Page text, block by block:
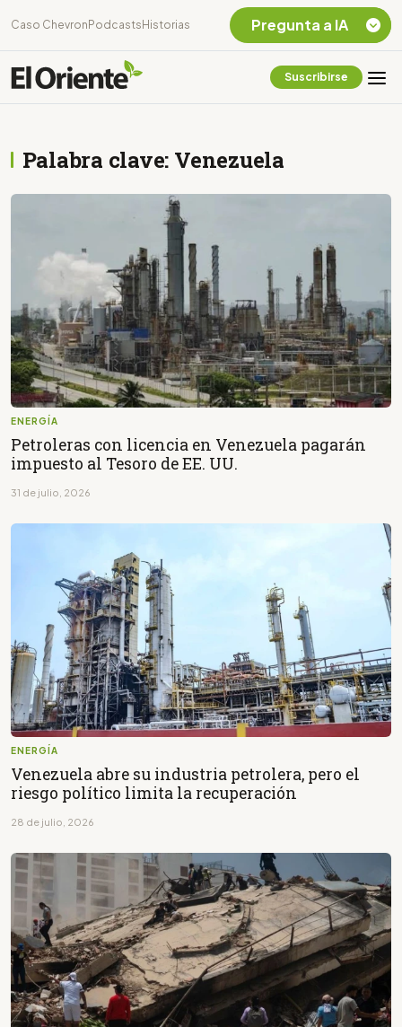
Caso Chevron Podcasts Historias
Suscribirse
Palabra clave: Venezuela
ENERGÍA
Petroleras con licencia en Venezuela pagarán
impuesto al Tesoro de EE. UU.
31 de julio, 2026
ENERGÍA
Venezuela abre su industria petrolera, pero el
riesgo político limita la recuperación
28 de julio, 2026
Pregunta a IA
Listar destinos
Amazonia Ecuatoriana
Ecuador?